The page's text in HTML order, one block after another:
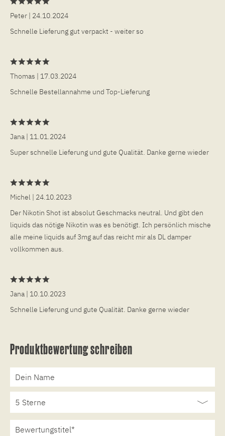
Peter | 24.10.2024
Schnelle Lieferung gut verpackt - weiter so
Thomas | 17.03.2024
Schnelle Bestellannahme und Top-Lieferung
Jana | 11.01.2024
Super schnelle Lieferung und gute Qualität. Danke gerne wieder
Michel | 24.10.2023
Der Nikotin Shot ist absolut Geschmacks neutral. Und gibt den
liquids das nötige Nikotin was es benötigt. Ich persönlich mische
alle meine liquids auf 3mg auf das reicht mir als DL damper
vollkommen aus.
Jana | 10.10.2023
Schnelle Lieferung und gute Qualität. Danke gerne wieder
Produktbewertung schreiben